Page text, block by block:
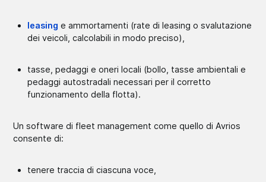
leasinge ammortamenti (rate di leasing o svalutazione
dei veicoli, calcolabili in modo preciso),
tasse, pedaggi e oneri locali (bollo, tasse ambientali e
pedaggi autostradali necessari per il corretto
funzionamento della flotta).
Un software di fleet management come quello di Avrios
consente di:
tenere traccia di ciascuna voce,